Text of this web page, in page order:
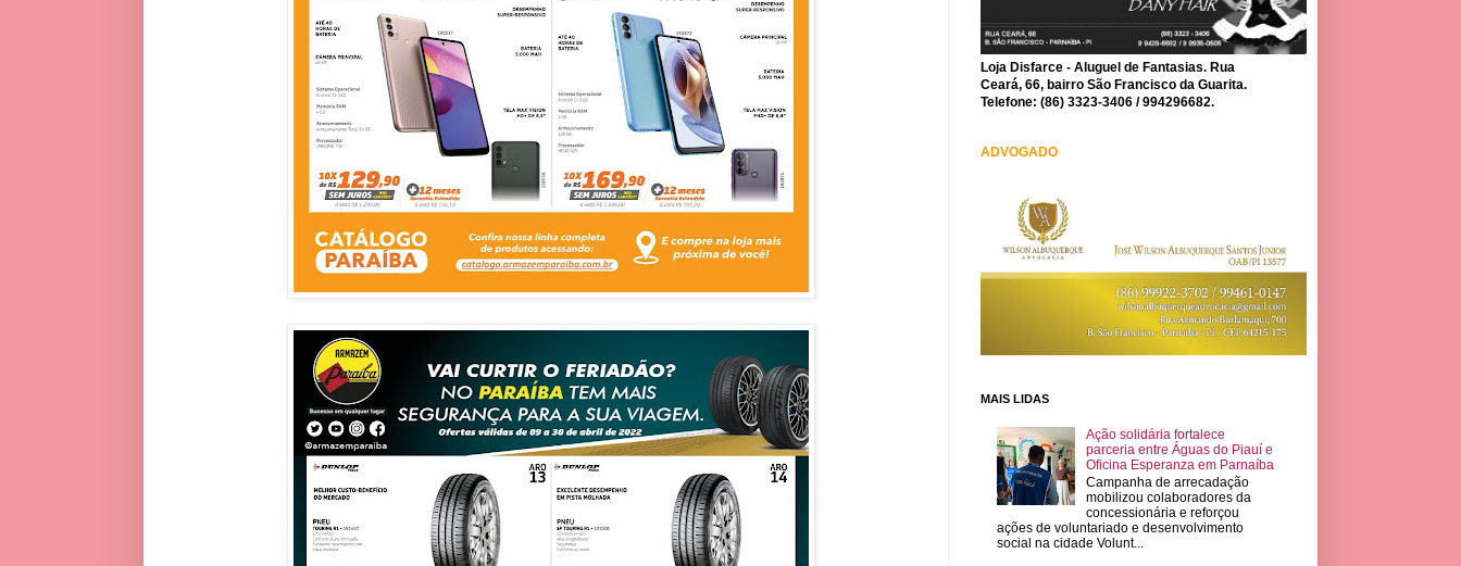
Loja Disfarce - Aluguel de Fantasias. Rua
Ceará, 66, bairro São Francisco da Guarita.
Telefone: (86) 3323-3406 / 994296682.
ADVOGADO
MAIS LIDAS
Ação solidária fortalece
parceria entre Águas do Piauí e
Oficina Esperanza em Parnaíba
Campanha de arrecadação
mobilizou colaboradores da
concessionária e reforçou
ações de voluntariado e desenvolvimento
social na cidade Volunt...